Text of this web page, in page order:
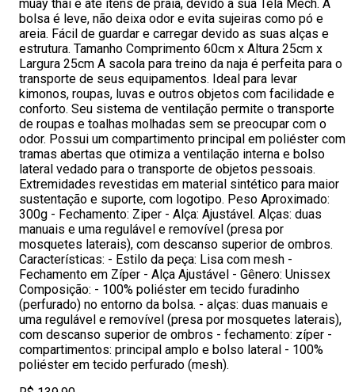
muay thai e até itens de praia, devido a sua Tela Mech. A
bolsa é leve, não deixa odor e evita sujeiras como pó e
areia. Fácil de guardar e carregar devido as suas alças e
estrutura. Tamanho Comprimento 60cm x Altura 25cm x
Largura 25cm A sacola para treino da naja é perfeita para o
transporte de seus equipamentos. Ideal para levar
kimonos, roupas, luvas e outros objetos com facilidade e
conforto. Seu sistema de ventilação permite o transporte
de roupas e toalhas molhadas sem se preocupar com o
odor. Possui um compartimento principal em poliéster com
tramas abertas que otimiza a ventilação interna e bolso
lateral vedado para o transporte de objetos pessoais.
Extremidades revestidas em material sintético para maior
sustentação e suporte, com logotipo. Peso Aproximado:
300g - Fechamento: Ziper - Alça: Ajustável. Alças: duas
manuais e uma regulável e removível (presa por
mosquetes laterais), com descanso superior de ombros.
Características: - Estilo da peça: Lisa com mesh -
Fechamento em Zíper - Alça Ajustável - Gênero: Unissex
Composição: - 100% poliéster em tecido furadinho
(perfurado) no entorno da bolsa. - alças: duas manuais e
uma regulável e removível (presa por mosquetes laterais),
com descanso superior de ombros - fechamento: zíper -
compartimentos: principal amplo e bolso lateral - 100%
poliéster em tecido perfurado (mesh).